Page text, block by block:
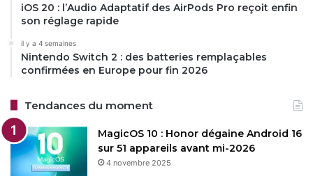
iOS 20 : l’Audio Adaptatif des AirPods Pro reçoit enfin
son réglage rapide
il y a 4 semaines
Nintendo Switch 2 : des batteries remplaçables
confirmées en Europe pour fin 2026
Tendances du moment
MagicOS 10 : Honor dégaine Android 16
sur 51 appareils avant mi-2026
4 novembre 2025